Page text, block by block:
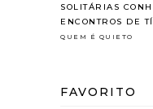
SOLITÁRIAS
ENCONTROS DE
QUEM É QUIETO
FAVORITO